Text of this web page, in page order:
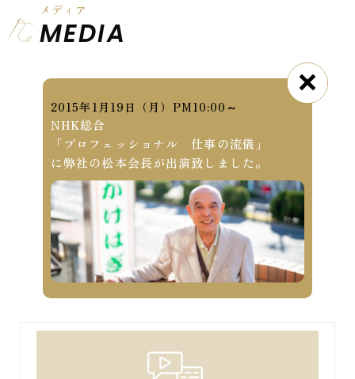
メディア
MEDIA
2015年1月19日（月）PM10:00～
NHK総合
「プロフェッショナル 仕事の流儀」
に弊社の松本会長が出演致しました。